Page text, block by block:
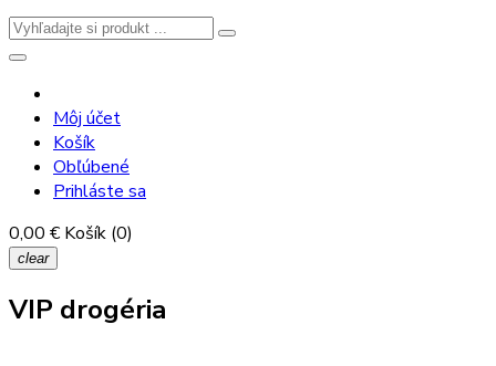
Môj účet
Košík
Obľúbené
Prihláste sa
0,00 € Košík (0)
clear
VIP drogéria